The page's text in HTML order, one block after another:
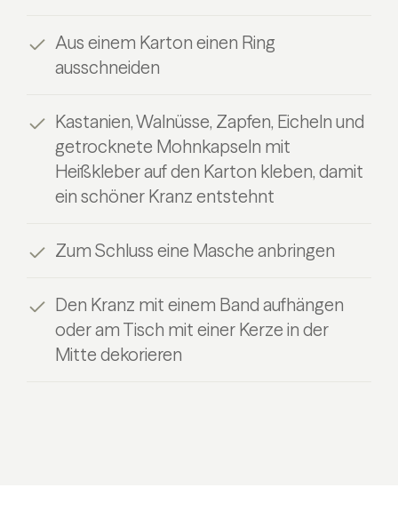
Aus einem Karton einen Ring
ausschneiden
Kastanien, Walnüsse, Zapfen, Eicheln und
getrocknete Mohnkapseln mit
Heißkleber auf den Karton kleben, damit
ein schöner Kranz entstehnt
Zum Schluss eine Masche anbringen
Den Kranz mit einem Band aufhängen
oder am Tisch mit einer Kerze in der
Mitte dekorieren